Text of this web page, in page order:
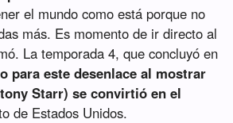
el mundo como está porque no
más. Es momento de ir directo al
La temporada 4, que concluyó en
para este desenlace al mostrar
Starr) se convirtió en el
de Estados Unidos.